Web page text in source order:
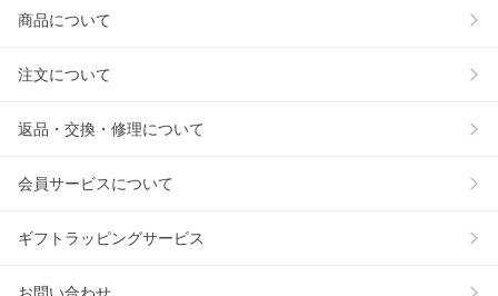
商品について
注文について
返品・交換・修理について
会員サービスについて
ギフトラッピングサービス